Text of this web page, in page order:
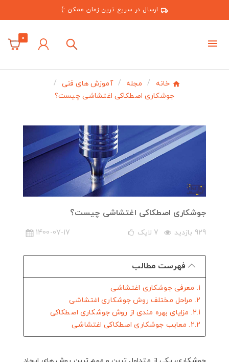
ارسال در سریع ترین زمان ممکن :)
0
خانه مجله
آموزش های فنی
جوشکاری اصطکاکی اغتشاشی چیست؟
جوشکاری اصطکاکی اغتشاشی چیست؟
929 بازدید 7 لایک 1400-07-17
فهرست مطالب
1. معرفی جوشکاری اغتشاشی
2. مراحل مختلف روش جوشکاری اغتشاشی
2.1. مزایای بهره مندی از روش جوشکاری اصطکاکی
2.2. معایب جوشکاری اصطکاکی اغتشاشی